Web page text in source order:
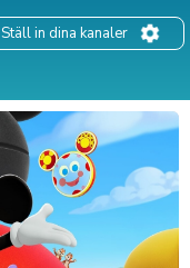
Ställ in dina kanaler